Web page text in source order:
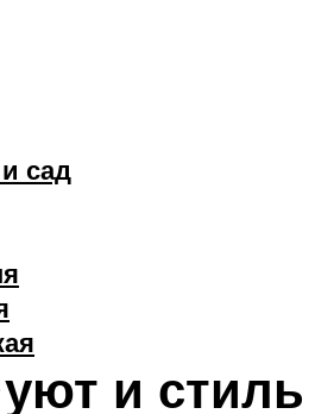
сад
и стиль